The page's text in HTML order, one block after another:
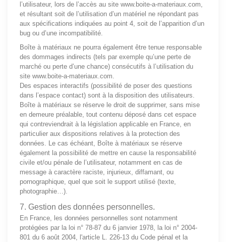
l’utilisateur, lors de l’accès au site www.boite-a-materiaux.com,
et résultant soit de l’utilisation d’un matériel ne répondant pas
aux spécifications indiquées au point 4, soit de l’apparition d’un
bug ou d’une incompatibilité.
Boîte à matériaux ne pourra également être tenue responsable
des dommages indirects (tels par exemple qu’une perte de
marché ou perte d’une chance) consécutifs à l’utilisation du
site www.boite-a-materiaux.com.
Des espaces interactifs (possibilité de poser des questions
dans l’espace contact) sont à la disposition des utilisateurs.
Boîte à matériaux se réserve le droit de supprimer, sans mise
en demeure préalable, tout contenu déposé dans cet espace
qui contreviendrait à la législation applicable en France, en
particulier aux dispositions relatives à la protection des
données. Le cas échéant, Boîte à matériaux se réserve
également la possibilité de mettre en cause la responsabilité
civile et/ou pénale de l’utilisateur, notamment en cas de
message à caractère raciste, injurieux, diffamant, ou
pornographique, quel que soit le support utilisé (texte,
photographie…).
7. Gestion des données personnelles.
En France, les données personnelles sont notamment
protégées par la loi n° 78-87 du 6 janvier 1978, la loi n° 2004-
801 du 6 août 2004, l'article L. 226-13 du Code pénal et la